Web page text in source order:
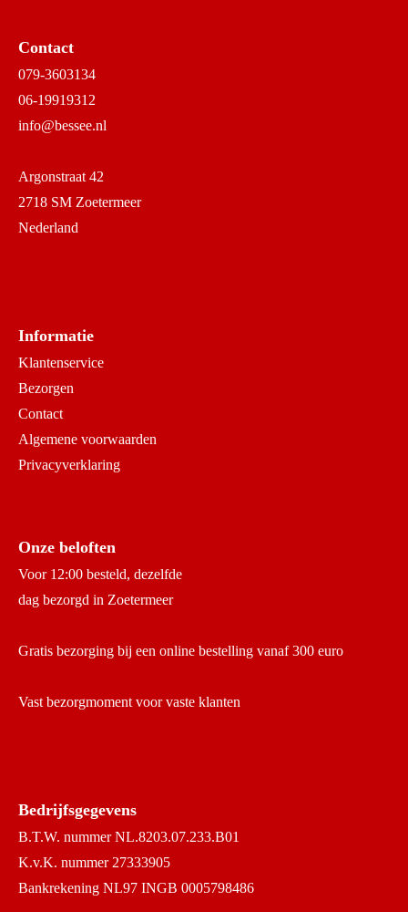
Contact
079-3603134
06-19919312
info@bessee.nl
Argonstraat 42
2718 SM Zoetermeer
Nederland
Informatie
Klantenservice
Bezorgen
Contact
Algemene voorwaarden
Privacyverklaring
Onze beloften
Voor 12:00 besteld, dezelfde
dag bezorgd in Zoetermeer
Gratis bezorging bij een online bestelling vanaf 300 euro
Vast bezorgmoment voor vaste klanten
Bedrijfsgegevens
B.T.W. nummer NL.8203.07.233.B01
K.v.K. nummer 27333905
Bankrekening NL97 INGB 0005798486